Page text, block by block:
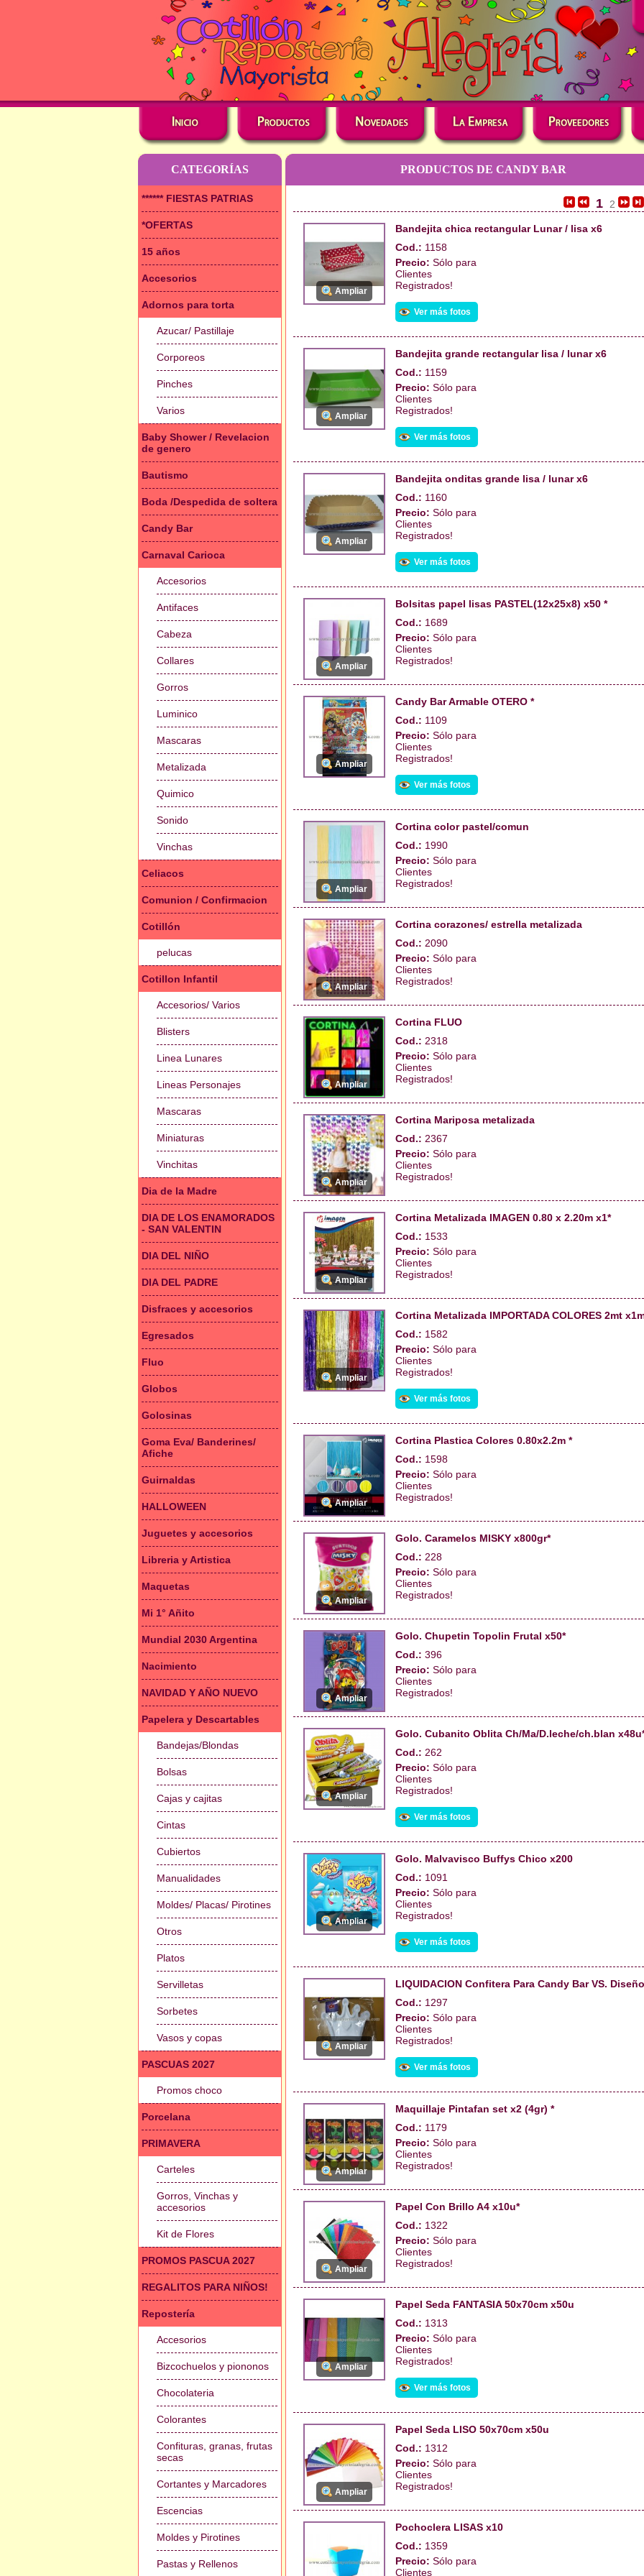
CATEGORÍAS
****** FIESTAS PATRIAS
*OFERTAS
15 años
Accesorios
Adornos para torta
Azucar/ Pastillaje
Corporeos
Pinches
Varios
Baby Shower / Revelacion
de genero
Bautismo
Boda /Despedida de soltera
Candy Bar
Carnaval Carioca
Accesorios
Antifaces
Cabeza
Collares
Gorros
Luminico
Mascaras
Metalizada
Quimico
Sonido
Vinchas
Celiacos
Comunion / Confirmacion
Cotillón
pelucas
Cotillon Infantil
Accesorios/ Varios
Blisters
Linea Lunares
Lineas Personajes
Mascaras
Miniaturas
Vinchitas
Dia de la Madre
DIA DE LOS ENAMORADOS
- SAN VALENTIN
DIA DEL NIÑO
DIA DEL PADRE
Disfraces y accesorios
Egresados
Fluo
Globos
Golosinas
Goma Eva/ Banderines/
Afiche
Guirnaldas
HALLOWEEN
Juguetes y accesorios
Libreria y Artistica
Maquetas
Mi 1° Añito
Mundial 2030 Argentina
Nacimiento
NAVIDAD Y AÑO NUEVO
Papelera y Descartables
Bandejas/Blondas
Bolsas
Cajas y cajitas
Cintas
Cubiertos
Manualidades
Moldes/ Placas/ Pirotines
Otros
Platos
Servilletas
Sorbetes
Vasos y copas
PASCUAS 2027
Promos choco
Porcelana
PRIMAVERA
Carteles
Gorros, Vinchas y
accesorios
Kit de Flores
PROMOS PASCUA 2027
REGALITOS PARA NIÑOS!
Repostería
Accesorios
Bizcochuelos y piononos
Chocolateria
Colorantes
Confituras, granas, frutas
secas
Cortantes y Marcadores
Escencias
Moldes y Pirotines
Pastas y Rellenos
PRODUCTOS DE CANDY BAR
1 2
Ampliar
Bandejita chica rectangular Lunar / lisa x6
Cod.: 1158
Precio: Sólo para
Clientes
Registrados!
Ver más fotos
Ampliar
Bandejita grande rectangular lisa / lunar x6
Cod.: 1159
Precio: Sólo para
Clientes
Registrados!
Ver más fotos
Ampliar
Bandejita onditas grande lisa / lunar x6
Cod.: 1160
Precio: Sólo para
Clientes
Registrados!
Ver más fotos
Ampliar
Bolsitas papel lisas PASTEL(12x25x8) x50 *
Cod.: 1689
Precio: Sólo para
Clientes
Registrados!
Ampliar
Candy Bar Armable OTERO *
Cod.: 1109
Precio: Sólo para
Clientes
Registrados!
Ver más fotos
Ampliar
Cortina color pastel/comun
Cod.: 1990
Precio: Sólo para
Clientes
Registrados!
Ampliar
Cortina corazones/ estrella metalizada
Cod.: 2090
Precio: Sólo para
Clientes
Registrados!
Ampliar
Cortina FLUO
Cod.: 2318
Precio: Sólo para
Clientes
Registrados!
Ampliar
Cortina Mariposa metalizada
Cod.: 2367
Precio: Sólo para
Clientes
Registrados!
Ampliar
Cortina Metalizada IMAGEN 0.80 x 2.20m x1*
Cod.: 1533
Precio: Sólo para
Clientes
Registrados!
Ampliar
Cortina Metalizada IMPORTADA COLORES 2mt
Cod.: 1582
Precio: Sólo para
Clientes
Registrados!
Ver más fotos
Ampliar
Cortina Plastica Colores 0.80x2.2m *
Cod.: 1598
Precio: Sólo para
Clientes
Registrados!
Ampliar
Golo. Caramelos MISKY x800gr*
Cod.: 228
Precio: Sólo para
Clientes
Registrados!
Ampliar
Golo. Chupetin Topolin Frutal x50*
Cod.: 396
Precio: Sólo para
Clientes
Registrados!
Ampliar
Golo. Cubanito Oblita Ch/Ma/D.leche/ch.blan
Cod.: 262
Precio: Sólo para
Clientes
Registrados!
Ver más fotos
Ampliar
Golo. Malvavisco Buffys Chico x200
Cod.: 1091
Precio: Sólo para
Clientes
Registrados!
Ver más fotos
Ampliar
LIQUIDACION Confitera Para Candy Bar VS.
Cod.: 1297
Precio: Sólo para
Clientes
Registrados!
Ver más fotos
Ampliar
Maquillaje Pintafan set x2 (4gr) *
Cod.: 1179
Precio: Sólo para
Clientes
Registrados!
Ampliar
Papel Con Brillo A4 x10u*
Cod.: 1322
Precio: Sólo para
Clientes
Registrados!
Ampliar
Papel Seda FANTASIA 50x70cm x50u
Cod.: 1313
Precio: Sólo para
Clientes
Registrados!
Ver más fotos
Ampliar
Papel Seda LISO 50x70cm x50u
Cod.: 1312
Precio: Sólo para
Clientes
Registrados!
Pochoclera LISAS x10
Cod.: 1359
Precio: Sólo para
Clientes